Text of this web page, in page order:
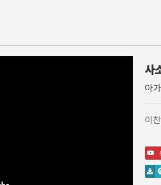
주일
소년부
중등부
사
아
이